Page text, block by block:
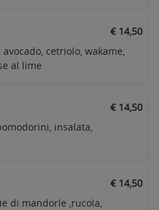
€ 14,50
cetriolo, wakame,
al lime
€ 14,50
insalata,
€ 14,50
di mandorle ,rucola,